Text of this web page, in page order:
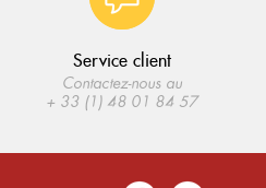
Service client
Contactez-nous au
+ 33 (1) 48 01 84 57